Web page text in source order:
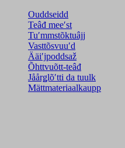
Ouddseidd
Teâđ meeʹst
Tuʹmmstõktuâjj
Vasttõsvuuʹd
Ääiʹjpoddsaž
Õhttvuõtt-teâđ
Jåårǥlõʹtti da tuulk
Mättmateriaalkaupp